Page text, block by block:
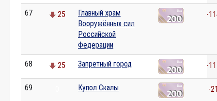
67 25
Главный храм
Вооружённых сил
Российской
Федерации
-
68 25 Запретный город -
69 Купол Скалы -